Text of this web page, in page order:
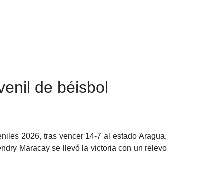
de béisbol
2026, tras vencer 14-7 al estado Aragua,
Maracay se llevó la victoria con un relevo